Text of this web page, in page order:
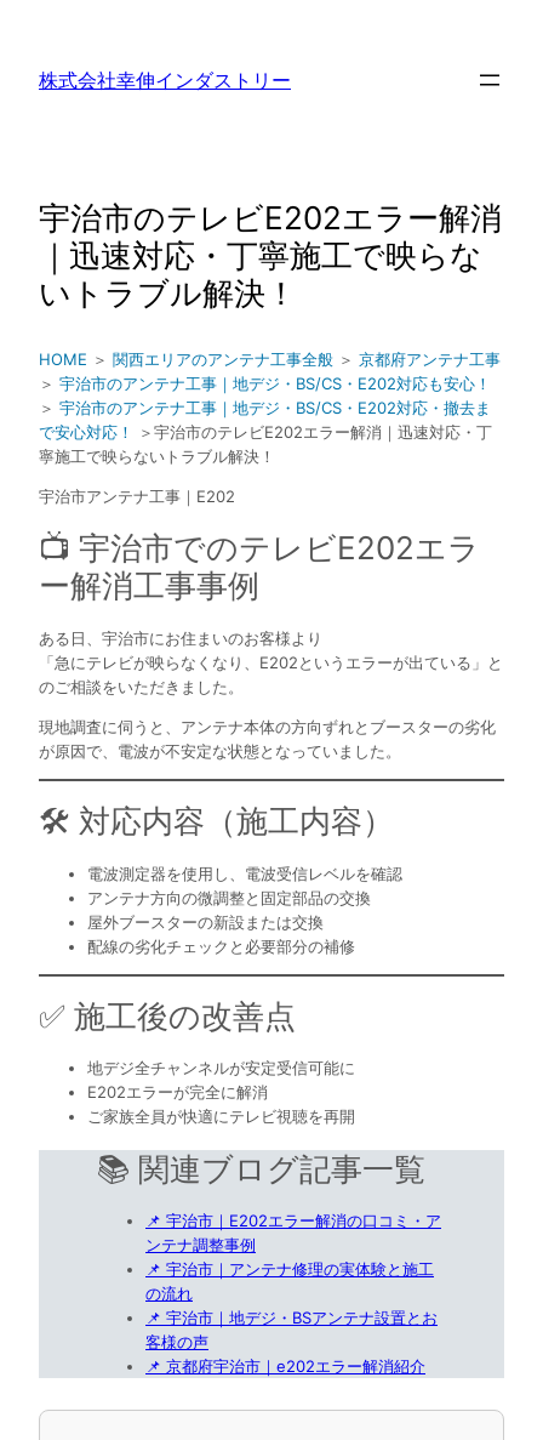
株式会社幸伸インダストリー
宇治市のテレビE202エラー解消
｜迅速対応・丁寧施工で映らな
いトラブル解決！
HOME ＞ 関西エリアのアンテナ工事全般 ＞ 京都府アンテナ工事
＞ 宇治市のアンテナ工事｜地デジ・BS/CS・E202対応も安心！
＞ 宇治市のアンテナ工事｜地デジ・BS/CS・E202対応・撤去ま
で安心対応！
＞宇治市のテレビE202エラー解消｜迅速対応・丁
寧施工で映らないトラブル解決！
宇治市アンテナ工事｜E202
📺 宇治市でのテレビE202エラ
ー解消工事事例
ある日、宇治市にお住まいのお客様より
「急にテレビが映らなくなり、E202というエラーが出ている」と
のご相談をいただきました。
現地調査に伺うと、アンテナ本体の方向ずれとブースターの劣化
が原因で、電波が不安定な状態となっていました。
🛠 対応内容（施工内容）
電波測定器を使用し、電波受信レベルを確認
アンテナ方向の微調整と固定部品の交換
屋外ブースターの新設または交換
配線の劣化チェックと必要部分の補修
✅ 施工後の改善点
地デジ全チャンネルが安定受信可能に
E202エラーが完全に解消
ご家族全員が快適にテレビ視聴を再開
📚 関連ブログ記事一覧
📌 宇治市｜E202エラー解消の口コミ・ア
ンテナ調整事例
📌 宇治市｜アンテナ修理の実体験と施工
の流れ
📌 宇治市｜地デジ・BSアンテナ設置とお
客様の声
📌 京都府宇治市｜e202エラー解消紹介